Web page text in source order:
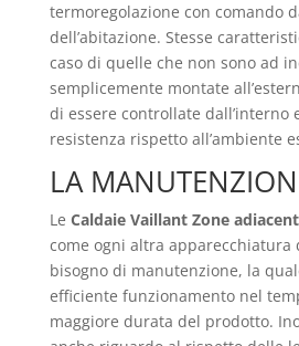
termoregolazione con comando
dell’abitazione. Stesse
caso di quelle che non sono ad
semplicemente montate
di essere controllate dall’interno
resistenza rispetto all’ambiente
LA
Le Caldaie Vaillant Zone
come ogni altra apparecchiatura
bisogno di manutenzione, la
efficiente funzionamento nel
maggiore durata del prodotto.